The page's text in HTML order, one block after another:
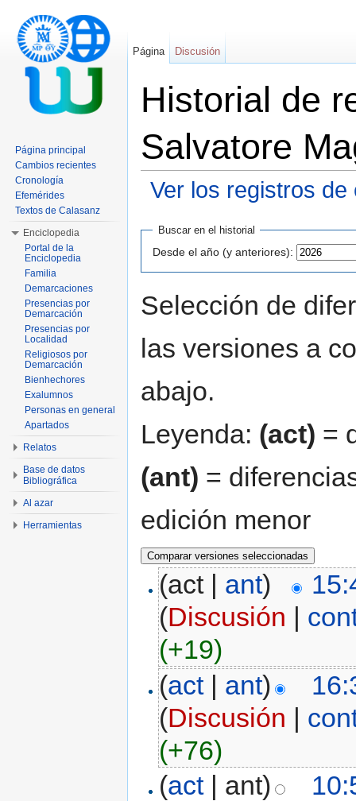
Historial de
Salvatore
Ver los registros de
Buscar en el historial
Desde el año (y anteriores):
Selección de
las versiones a
abajo.
Leyenda: (act) =
(ant) =
edición menor
(act | ant)
(Discusión |
(+19)
(act| ant)
(Discusión |
(+76)
(act| ant)
Página Discusión
Página principal
Cambios recientes
Cronología
Efemérides
Textos de Calasanz
Enciclopedia
Portal de la
Enciclopedia
Familia
Demarcaciones
Presencias por
Demarcación
Presencias por
Localidad
Religiosos por
Demarcación
Bienhechores
Exalumnos
Personas en general
Apartados
Relatos
Base de datos
Bibliográfica
Al azar
Herramientas